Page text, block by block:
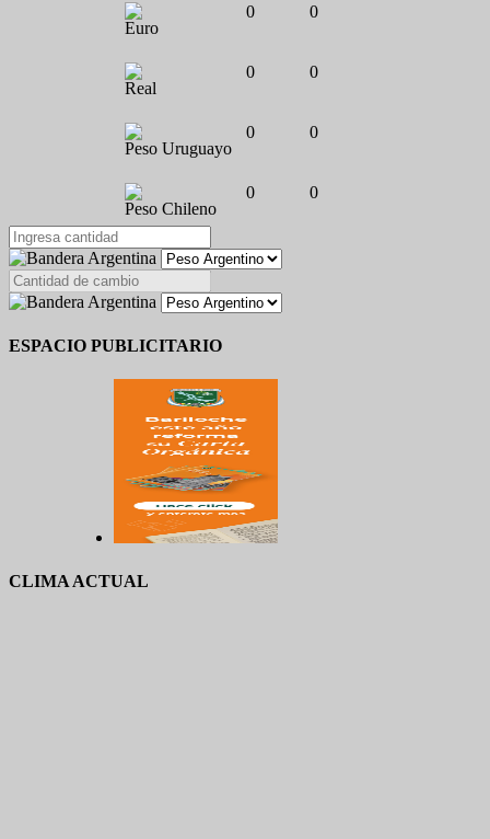
Euro
0 0
Real
0 0
Peso Uruguayo
0 0
Peso Chileno
0 0
ESPACIO PUBLICITARIO
CLIMA ACTUAL